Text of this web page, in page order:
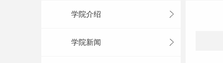
学院介绍
学院新闻